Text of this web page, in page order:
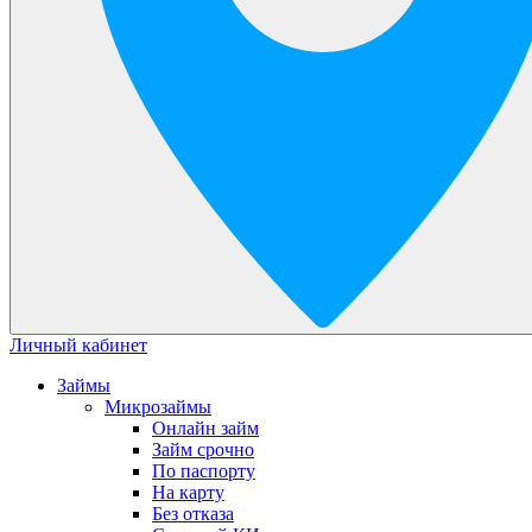
Личный кабинет
Займы
Микрозаймы
Онлайн займ
Займ срочно
По паспорту
На карту
Без отказа